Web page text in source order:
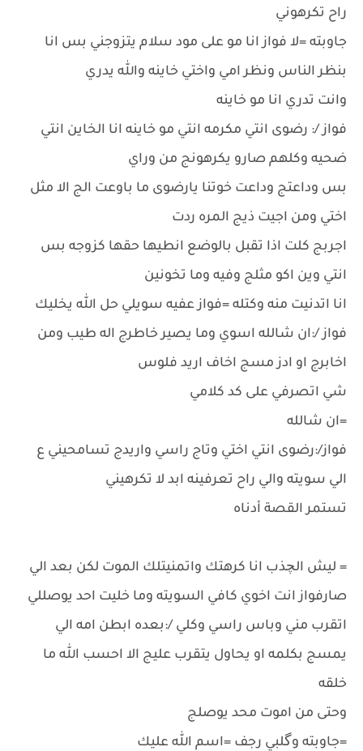
راح تكرهوني
جاوبته =لا فواز انا مو على مود سلام يتزوجني بس انا
بنظر الناس ونظر امي واختي خاينه والله يدري
وانت تدري انا مو خاينه
فواز /: رضوى انتي مكرمه انتي مو خاينه انا الخاين انتي
ضحيه وكلهم صارو يكرهونج من وراي
بس وداعتج وداعت خوتنا يارضوى ما باوعت الج الا مثل
اختي ومن اجيت ذيج المره ردت
اجربج كلت اذا تقبل بالوضع انطيها حقها كزوجه بس
انتي وين اكو مثلج وفيه وما تخونين
انا اتدنيت منه وكتله =فواز عفيه سويلي حل الله يخليك
فواز /:ان شالله اسوي وما يصير خاطرج اله طيب ومن
اخابرج او ادز مسج اخاف اريد فلوس
شي اتصرفي على كد كلامي
=ان شالله
فواز/:رضوى انتي اختي وتاج راسي واريدج تسامحيني ع
الي سويته والي راح تعرفينه ابد لا تكرهيني
تستمر القصة أدناه
= ليش الچذب انا كرهتك واتمنيتلك الموت لكن بعد الي
صارفواز انت اخوي كافي السويته وما خليت احد يوصللي
اتقرب مني وباس راسي وكلي /:بعده ابطن امه الي
يمسج بكلمه او يحاول يتقرب عليج الا احسب الله ما
خلقه
وحتى من اموت محد يوصلج
=جاوبته وگلبي رجف =اسم الله عليك